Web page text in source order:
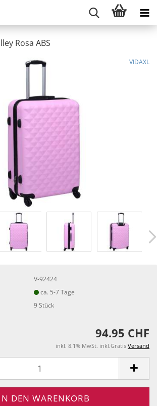
Rosa ABS
VIDAXL
V-92424
ca. 5-7 Tage
9Stück
94.95 CHF
inkl. 8.1% MwSt. inkl.Gratis Versand